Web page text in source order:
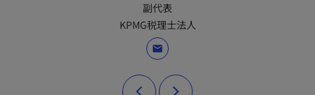
副代表
KPMG税理士法人
mail